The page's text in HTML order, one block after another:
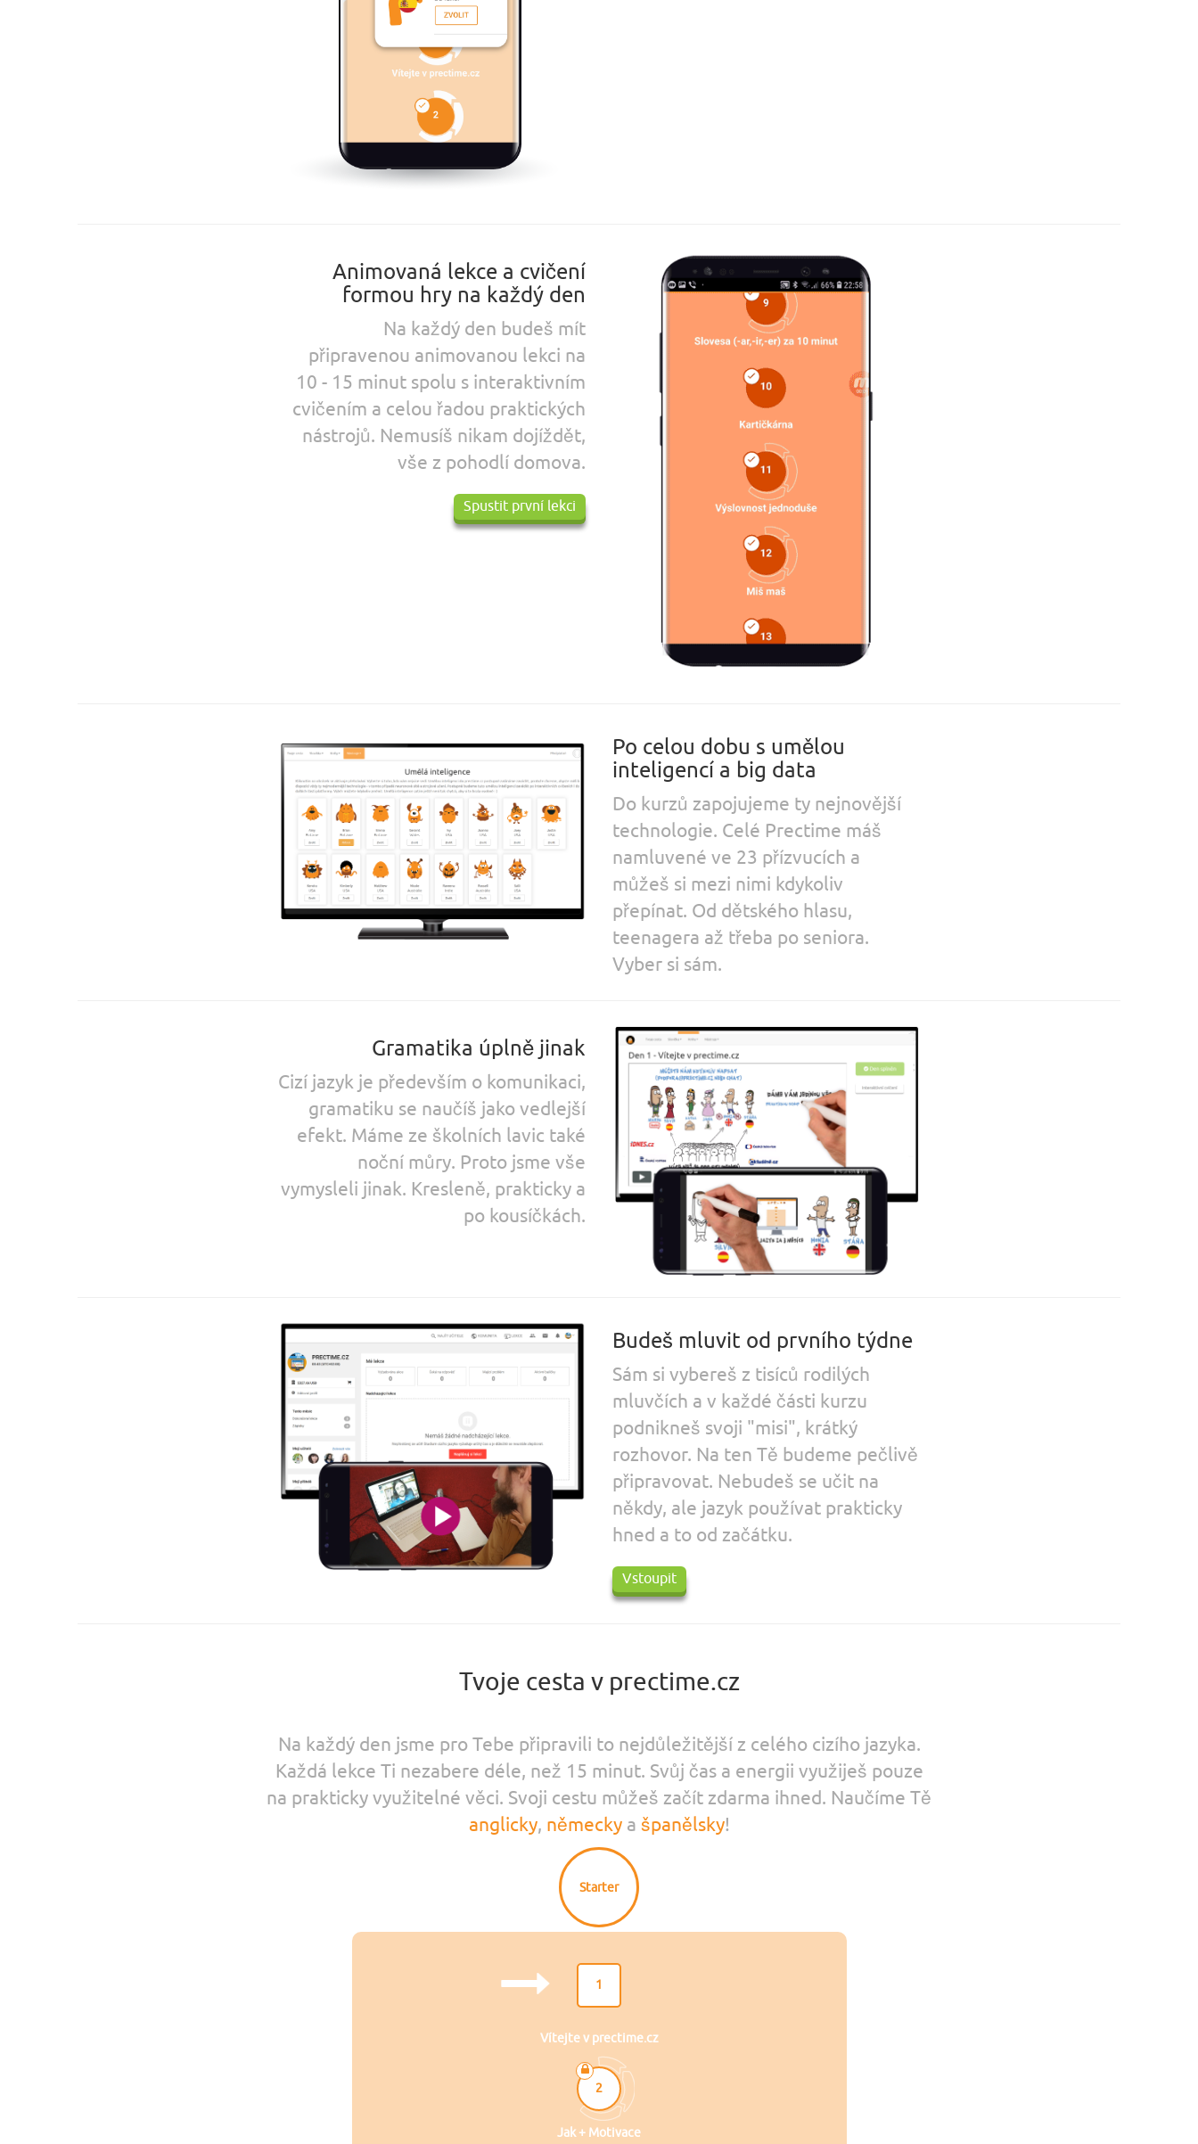
Animovaná lekce a cvičení
formou hry na každý den
Na každý den budeš mít
připravenou animovanou lekci na
10 - 15 minut spolu s interaktivním
cvičením a celou řadou praktických
nástrojů. Nemusíš nikam dojíždět,
vše z pohodlí domova.
Spustit první lekci
Po celou dobu s umělou
inteligencí a big data
Do kurzů zapojujeme ty nejnovější
technologie. Celé Prectime máš
namluvené ve 23 přízvucích a
můžeš si mezi nimi kdykoliv
přepínat. Od dětského hlasu,
teenagera až třeba po seniora.
Vyber si sám.
Gramatika úplně jinak
Cizí jazyk je především o komunikaci,
gramatiku se naučíš jako vedlejší
efekt. Máme ze školních lavic také
noční můry. Proto jsme vše
vymysleli jinak. Kresleně, prakticky a
po kousíčkách.
Budeš mluvit od prvního týdne
Sám si vybereš z tisíců rodilých
mluvčích a v každé části kurzu
podnikneš svoji "misi", krátký
rozhovor. Na ten Tě budeme pečlivě
připravovat. Nebudeš se učit na
někdy, ale jazyk používat prakticky
hned a to od začátku.
Vstoupit
Tvoje cesta v prectime.cz
Na každý den jsme pro Tebe připravili to nejdůležitější z celého cizího jazyka.
Každá lekce Ti nezabere déle, než 15 minut. Svůj čas a energii využiješ pouze
na prakticky využitelné věci. Svoji cestu můžeš začít zdarma ihned. Naučíme Tě
anglicky, německya španělsky!
Starter
1
Vítejte v prectime.cz
2
Jak + Motivace